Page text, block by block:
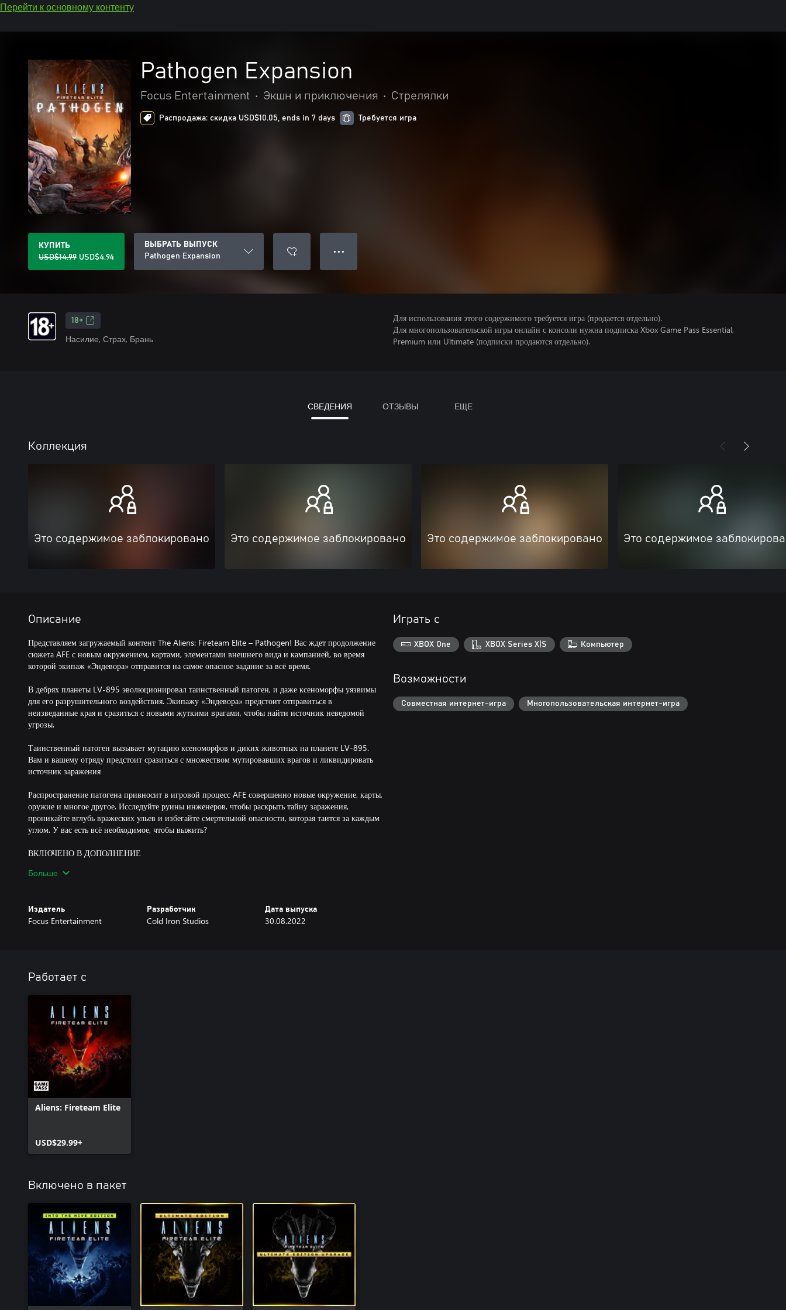
Перейти к основному контенту
Pathogen Expansion
Focus Entertainment • Экшн и приключения • Стрелялки
Распродажа: скидка USD$10.05, ends in 7 days Требуется игра
КУПИТЬ
USD$14.99 USD$4.94
ВЫБРАТЬ ВЫПУСК
Pathogen Expansion
● ● ●
18+
Насилие, Страх, Брань
Для использования этого содержимого требуется игра (продается отдельно).
Для многопользовательской игры онлайн с консоли нужна подписка Xbox Game Pass Essential,
Premium или Ultimate (подписки продаются отдельно).
СВЕДЕНИЯ ОТЗЫВЫ ЕЩЕ
Коллекция
Это содержимое заблокировано Это содержимое заблокировано Это содержимое заблокировано Это содержимое
Описание
Представляем загружаемый контент The Aliens: Fireteam Elite – Pathogen! Вас ждет продолжение
сюжета AFE с новым окружением, картами, элементами внешнего вида и кампанией, во время
которой экипаж «Эндевора» отправится на самое опасное задание за всё время.
В дебрях планеты LV-895 эволюционировал таинственный патоген, и даже ксеноморфы уязвимы
для его разрушительного воздействия. Экипажу «Эндевора» предстоит отправиться в
неизведанные края и сразиться с новыми жуткими врагами, чтобы найти источник неведомой
угрозы.
Таинственный патоген вызывает мутацию ксеноморфов и диких животных на планете LV-895.
Вам и вашему отряду предстоит сразиться с множеством мутировавших врагов и ликвидировать
источник заражения
Распространение патогена привносит в игровой процесс AFE совершенно новые окружение, карты,
оружие и многое другое. Исследуйте руины инженеров, чтобы раскрыть тайну заражения,
проникайте вглубь вражеских ульев и избегайте смертельной опасности, которая таится за каждым
углом. У вас есть всё необходимое, чтобы выжить?
ВКЛЮЧЕНО В ДОПОЛНЕНИЕ
8 новых единиц оружия, по 2 на каждый тип оружия
2 новых костюма (для всех 7 комплектов классов)
6 головных аксессуаров
Примечание. Некоторые элементы контента не предоставляются сразу после покупки — их нужно
заработать во время игры.
Больше
Издатель
Focus Entertainment
Разработчик
Cold Iron Studios
Дата выпуска
30.08.2022
Играть с
XBOX One XBOX Series X|S Компьютер
Возможности
Совместная интернет-игра Многопользовательская интернет-игра
Работает с
Aliens: Fireteam Elite
USD$29.99+
Включено в пакет